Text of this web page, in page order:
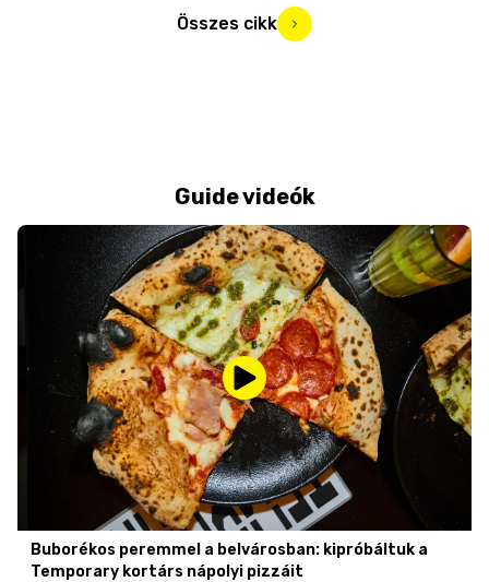
Összes cikk
Guide videók
Buborékos peremmel a belvárosban: kipróbáltuk a
Temporary kortárs nápolyi pizzáit